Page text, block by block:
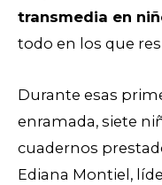
transmedia en
todo en los que
Durante esas
enramada, siete
cuadernos
Ediana Montiel,